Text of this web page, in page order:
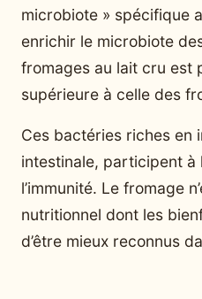
microbiote » spécifique
enrichir le microbiote
fromages au lait cru est
supérieure à celle des
Ces bactéries riches en
intestinale, participent à
l’immunité. Le fromage
nutritionnel dont les
d’être mieux reconnus